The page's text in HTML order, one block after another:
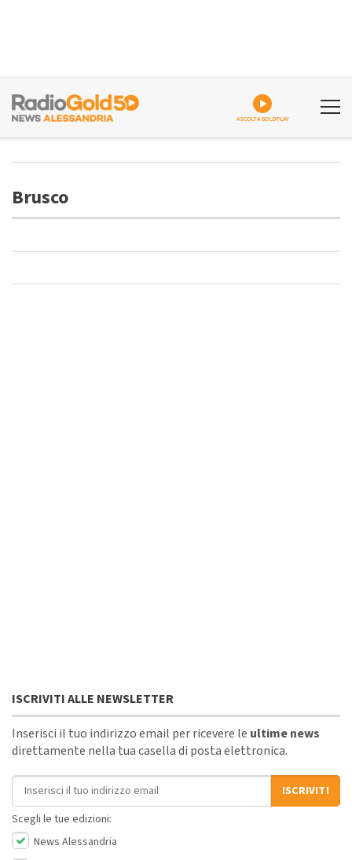
ASCOLTA GOLDPLAY
Brusco
ISCRIVITI ALLE NEWSLETTER
Inserisci il tuo indirizzo email per ricevere le ultime news
direttamente nella tua casella di posta elettronica.
Indirizzo email
ISCRIVITI
Scegli le tue edizioni:
News Alessandria